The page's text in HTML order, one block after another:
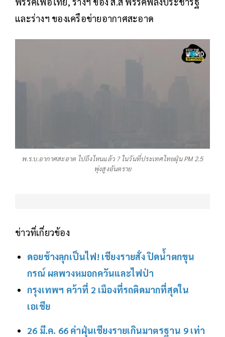
และร่างฯ ของเครือข่ายอากาศสะอาด
พ.ร.บ.อากาศสะอาด ไปถึงไหนแล้ว ? ในวันที่ประเทศไทยฝุ่น PM 2.5
พุ่งสูงอันตราย
ข่าวที่เกี่ยวข้อง
ดอยช้างลุกเป็นไฟ! เชียงรายสั่ง ปิดน้ำตกขุน
กรณ์ ผลพวงหมอกควันและไฟป่า
กรุงเทพฯ คว้าที่ 2 เมืองที่รถติดมากที่สุดใน
เอเชีย
26 มี.ค. 66 ค่าฝุ่นเชียงรายเกินมาตรฐาน 9 เท่า